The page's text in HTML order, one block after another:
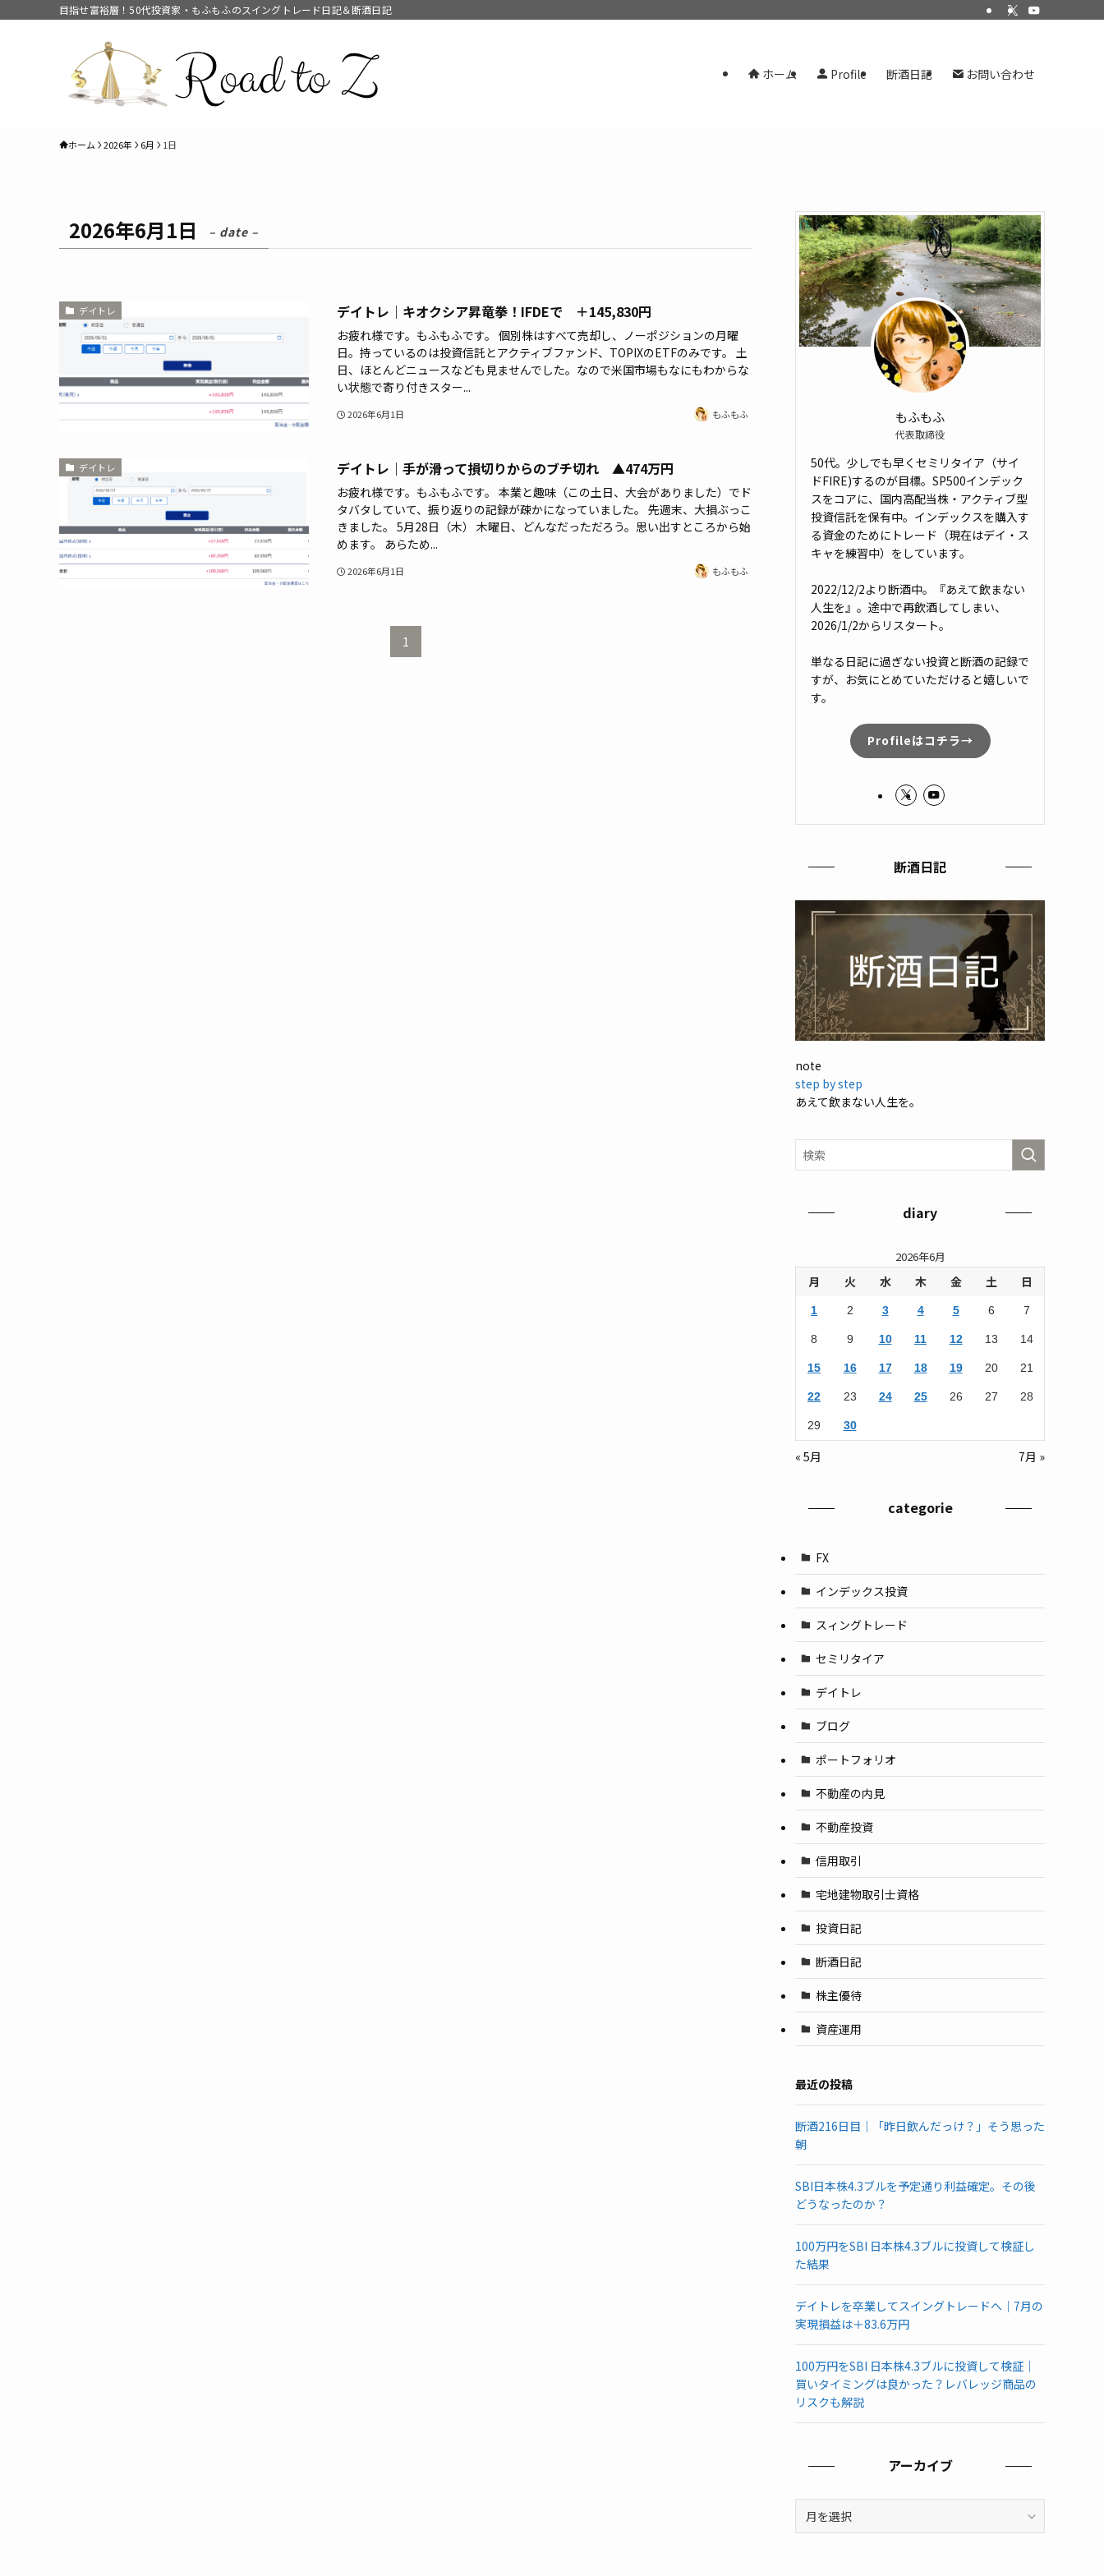
目指せ富裕層！50代投資家・もふもふのスイングトレード日記＆断酒日記
ホーム Profile 断酒日記 お問い合わせ
ホーム 2026年 6月 1日
2026年6月1日 – date –
デイトレ デイトレ｜キオクシア昇竜拳！IFDEで ＋145,830円
お疲れ様です。もふもふです。 個別株はすべて売却し、ノーポジションの月曜
日。持っているのは投資信託とアクティブファンド、TOPIXのETFのみです。 土
日、ほとんどニュースなども見ませんでした。なので米国市場もなにもわからな
い状態で寄り付きスター...
2026年6月1日 もふもふ
デイトレ デイトレ｜手が滑って損切りからのブチ切れ ▲474万円
お疲れ様です。もふもふです。 本業と趣味（この土日、大会がありました）でド
タバタしていて、振り返りの記録が疎かになっていました。 先週末、大損ぶっこ
きました。 5月28日（木） 木曜日、どんなだっただろう。思い出すところから始
めます。 あらため...
2026年6月1日 もふもふ
1
もふもふ
代表取締役
50代。少しでも早くセミリタイア（サイ
ドFIRE)するのが目標。SP500インデック
スをコアに、国内高配当株・アクティブ型
投資信託を保有中。インデックスを購入す
る資金のためにトレード（現在はデイ・ス
キャを練習中）をしています。
2022/12/2より断酒中。『あえて飲まない
人生を』。途中で再飲酒してしまい、
2026/1/2からリスタート。
単なる日記に過ぎない投資と断酒の記録で
すが、お気にとめていただけると嬉しいで
す。
Profileはコチラ→
断酒日記
note
step by step
あえて飲まない人生を。
diary
2026年6月
月 火 水 木 金 土 日
1 2 3 4 5 6 7
8 9 10 11 12 13 14
15 16 17 18 19 20 21
22 23 24 25 26 27 28
29 30
« 5月 7月 »
categorie
FX
インデックス投資
スィングトレード
セミリタイア
デイトレ
ブログ
ポートフォリオ
不動産の内見
不動産投資
信用取引
宅地建物取引士資格
投資日記
断酒日記
株主優待
資産運用
最近の投稿
断酒216日目｜「昨日飲んだっけ？」そう思った
朝
SBI日本株4.3ブルを予定通り利益確定。その後
どうなったのか？
100万円をSBI 日本株4.3ブルに投資して検証し
た結果
デイトレを卒業してスイングトレードへ｜7月の
実現損益は＋83.6万円
100万円をSBI 日本株4.3ブルに投資して検証｜
買いタイミングは良かった？レバレッジ商品の
リスクも解説
アーカイブ